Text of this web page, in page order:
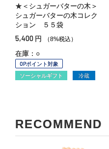
★＜シュガーバターの木＞
シュガーバターの木コレク
ション ５５袋
5,400 円 （8%税込）
在庫：○
OPポイント対象
ソーシャルギフト
冷蔵
RECOMMEND